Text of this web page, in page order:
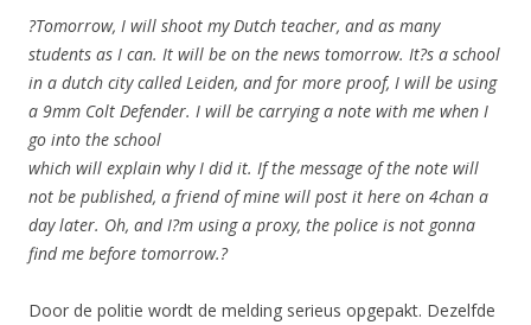
?Tomorrow, I will shoot my Dutch teacher, and as many
students as I can. It will be on the news tomorrow. It?s a school
in a dutch city called Leiden, and for more proof, I will be using
a 9mm Colt Defender. I will be carrying a note with me when I
go into the school
which will explain why I did it. If the message of the note will
not be published, a friend of mine will post it here on 4chan a
day later. Oh, and I?m using a proxy, the police is not gonna
find me before tomorrow.?
Door de politie wordt de melding serieus opgepakt. Dezelfde